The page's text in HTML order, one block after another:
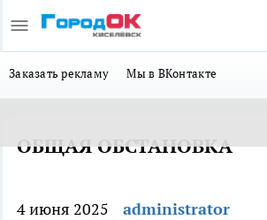
Заказать рекламу Мы в ВКонтакте
ОБЩАЯ ОБСТАНОВКА
4 июня 2025
administrator